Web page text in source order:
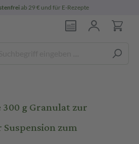
ab 29 € und für E-Rezepte
g Granulat zur
zum